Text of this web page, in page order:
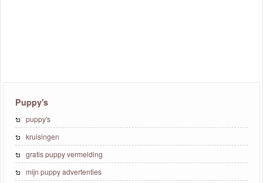
Puppy's
puppy's
kruisingen
gratis puppy vermelding
mijn puppy advertenties